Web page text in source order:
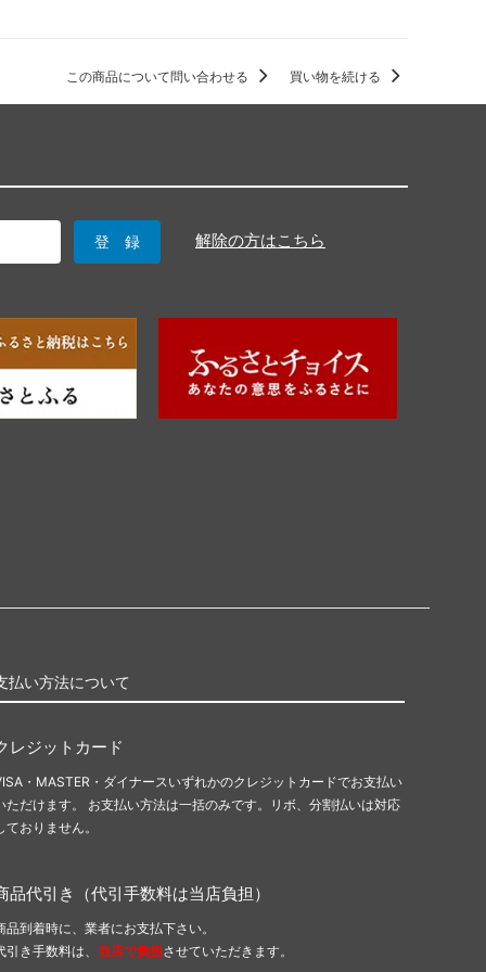
この商品について問い合わせる 買い物を続ける
解除の方はこちら
払い方法について
レジットカード
・MASTER・ダイナースいずれかのクレジットカードでお支払い
ただけます。 お支払い方法は一括のみです。リボ、分割払いは対応
ておりません。
品代引き（代引手数料は当店負担）
品到着時に、業者にお支払下さい。
引き手数料は、 当店で負担させていただきます。